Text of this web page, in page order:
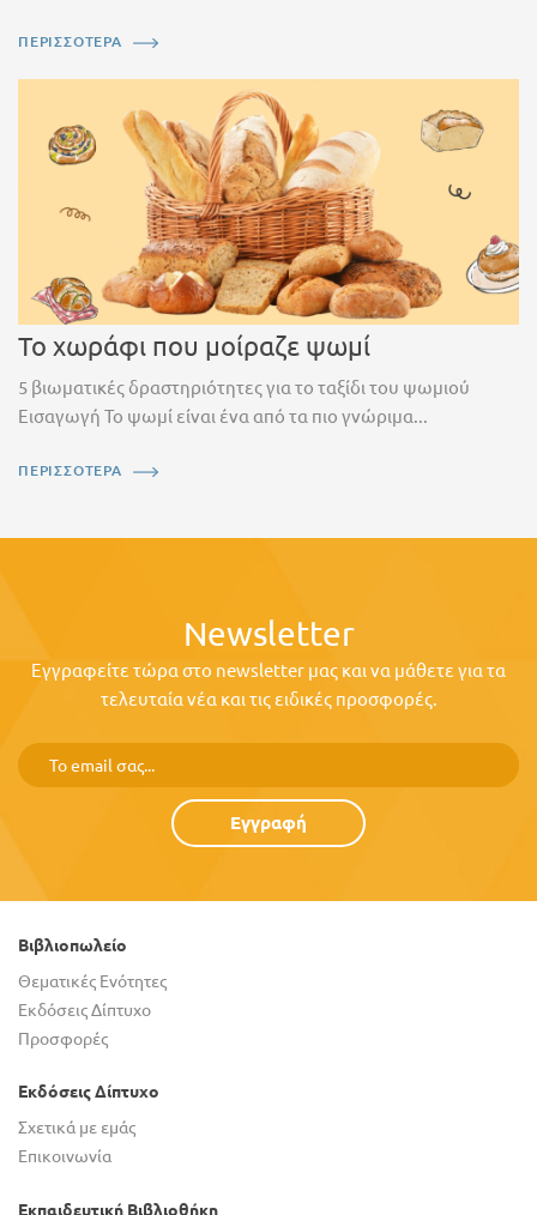
ΠΕΡΙΣΣΟΤΕΡΑ
Το χωράφι που μοίραζε ψωμί
5 βιωματικές δραστηριότητες για το ταξίδι του ψωμιού
Εισαγωγή Το ψωμί είναι ένα από τα πιο γνώριμα...
ΠΕΡΙΣΣΟΤΕΡΑ
Newsletter
Εγγραφείτε τώρα στο newsletter μας και να μάθετε για τα
τελευταία νέα και τις ειδικές προσφορές.
Εγγραφή
Βιβλιοπωλείο
Θεματικές Ενότητες
Εκδόσεις Δίπτυχο
Προσφορές
Εκδόσεις Δίπτυχο
Σχετικά με εμάς
Επικοινωνία
Εκπαιδευτική Βιβλιοθήκη